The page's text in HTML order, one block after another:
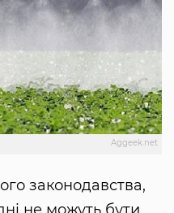
Aggeek.net
законодавства,